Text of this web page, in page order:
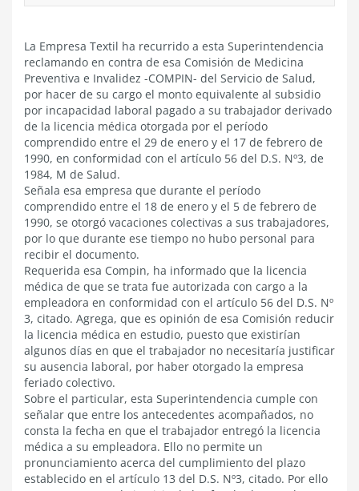
La Empresa Textil ha recurrido a esta Superintendencia
reclamando en contra de esa Comisión de Medicina
Preventiva e Invalidez -COMPIN- del Servicio de Salud,
por hacer de su cargo el monto equivalente al subsidio
por incapacidad laboral pagado a su trabajador derivado
de la licencia médica otorgada por el período
comprendido entre el 29 de enero y el 17 de febrero de
1990, en conformidad con el artículo 56 del D.S. Nº3, de
1984, M de Salud.
Señala esa empresa que durante el período
comprendido entre el 18 de enero y el 5 de febrero de
1990, se otorgó vacaciones colectivas a sus trabajadores,
por lo que durante ese tiempo no hubo personal para
recibir el documento.
Requerida esa Compin, ha informado que la licencia
médica de que se trata fue autorizada con cargo a la
empleadora en conformidad con el artículo 56 del D.S. Nº
3, citado. Agrega, que es opinión de esa Comisión reducir
la licencia médica en estudio, puesto que existirían
algunos días en que el trabajador no necesitaría justificar
su ausencia laboral, por haber otorgado la empresa
feriado colectivo.
Sobre el particular, esta Superintendencia cumple con
señalar que entre los antecedentes acompañados, no
consta la fecha en que el trabajador entregó la licencia
médica a su empleadora. Ello no permite un
pronunciamiento acerca del cumplimiento del plazo
establecido en el artículo 13 del D.S. Nº3, citado. Por ello